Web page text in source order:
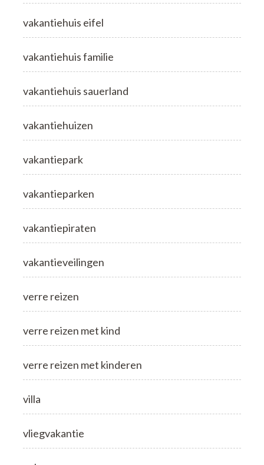
vakantiehuis eifel
vakantiehuis familie
vakantiehuis sauerland
vakantiehuizen
vakantiepark
vakantieparken
vakantiepiraten
vakantieveilingen
verre reizen
verre reizen met kind
verre reizen met kinderen
villa
vliegvakantie